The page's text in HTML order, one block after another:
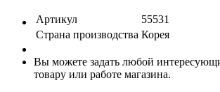
Артикул
55531
Страна производства Корея
Вы можете задать любой
товару или работе магазина.